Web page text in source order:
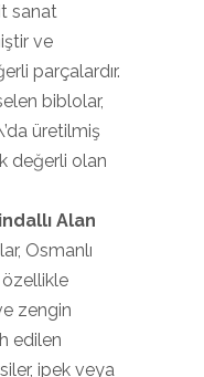
sanat
ve
parçalardır.
biblolar,
üretilmiş
değerli olan
Alan
Osmanlı
zengin
edilen
ipek veya